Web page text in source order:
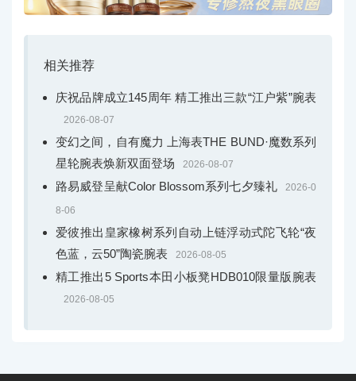
相关推荐
庆祝品牌成立145周年 精工推出三款“江户紫”腕表
2026-08-07
变幻之间，自有魔力 上海表THE BUND·魔数系列
星轮腕表焕新双面登场
2026-08-07
路易威登呈献Color Blossom系列七夕臻礼 2026-0
8-06
爱彼推出皇家橡树系列自动上链浮动式陀飞轮“夜
色蓝，云50”陶瓷腕表
2026-08-05
精工推出5 Sports本田小板凳HDB010限量版腕表
2026-08-05